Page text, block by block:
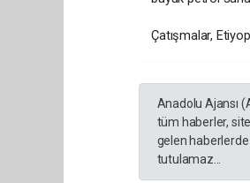
Çatışmalar,
Anadolu Ajansı
tüm haberler,
gelen
tutulamaz...